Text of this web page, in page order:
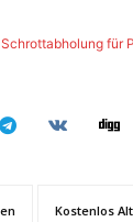
für
Kostenlos